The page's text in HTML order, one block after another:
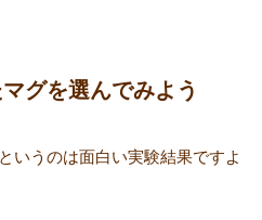
グを選んでみよう
いうのは面白い実験結果ですよ